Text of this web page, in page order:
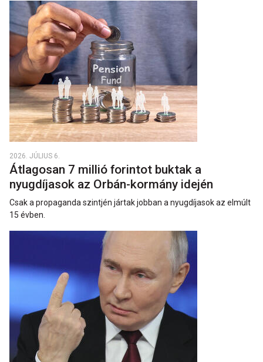
2026. JÚLIUS 6.
Átlagosan 7 millió forintot buktak a
nyugdíjasok az Orbán-kormány idején
Csak a propaganda szintjén jártak jobban a nyugdíjasok az elmúlt
15 évben.